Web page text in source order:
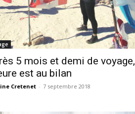
5 mois et demi de voyage,
est au bilan
Cretenet - 7 septembre 2018